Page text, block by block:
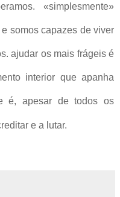
«simplesmente»
somos capazes de viver
ajudar os mais frágeis é
interior que apanha
é, apesar de todos os
e a lutar.